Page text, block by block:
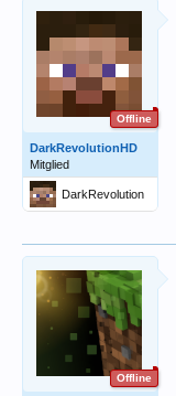
Offline
DarkRevolutionHD
Mitglied
DarkRevolution
HD
Offline